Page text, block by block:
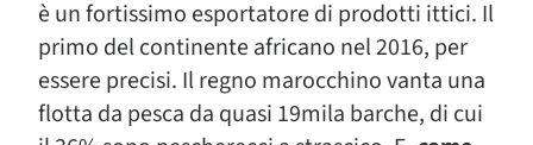
è un fortissimo esportatore di prodotti ittici. Il
primo del continente africano nel 2016, per
essere precisi. Il regno marocchino vanta una
flotta da pesca da quasi 19mila barche, di cui